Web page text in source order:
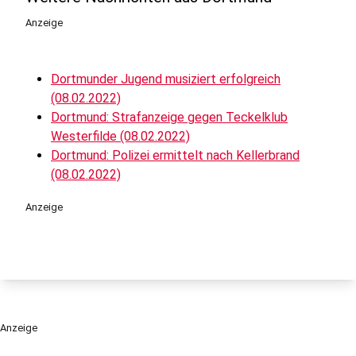
Anzeige
Dortmunder Jugend musiziert erfolgreich
(08.02.2022)
Dortmund: Strafanzeige gegen Teckelklub
Westerfilde (08.02.2022)
Dortmund: Polizei ermittelt nach Kellerbrand
(08.02.2022)
Anzeige
Anzeige